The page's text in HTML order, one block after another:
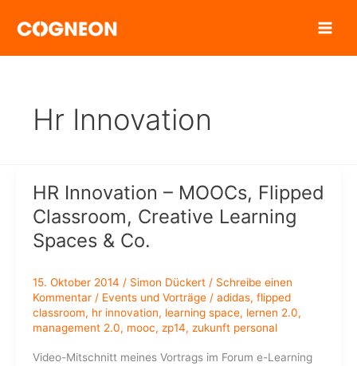
Inhalt
Hr Innovation
HR Innovation – MOOCs, Flipped
Classroom, Creative Learning
Spaces & Co.
15. Oktober 2014 / Simon Dückert / Schreibe einen
Kommentar / Events und Vorträge/ adidas, flipped
classroom, hr innovation, learning space, lernen 2.0,
management 2.0, mooc, zp14, zukunft personal
Video-Mitschnitt meines Vortrags im Forum e-Learning